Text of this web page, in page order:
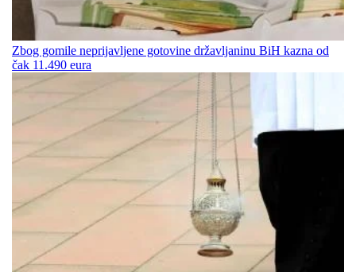
Zbog gomile neprijavljene gotovine državljaninu BiH kazna od
čak 11.490 eura